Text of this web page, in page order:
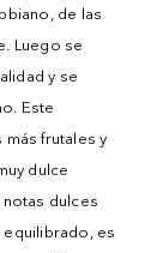
de las
Luego se
y se
Este
frutales y
dulce
dulces
es